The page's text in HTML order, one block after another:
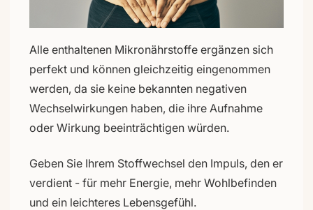
Alle enthaltenen Mikronährstoffe ergänzen sich
perfekt und können gleichzeitig eingenommen
werden, da sie keine bekannten negativen
Wechselwirkungen haben, die ihre Aufnahme
oder Wirkung beeinträchtigen würden.
Geben Sie Ihrem Stoffwechsel den Impuls, den er
verdient - für mehr Energie, mehr Wohlbefinden
und ein leichteres Lebensgefühl.